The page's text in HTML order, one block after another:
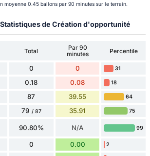
moyenne 0.45 ballons par 90 minutes sur le terrain.
de Création d'opportunité
Total
Par 90
minutes
Percentile
0 0 31
0.18 0.08 18
87 39.55 64
79 / 87 35.91 75
90.80% N/A 99
0 0.00 2